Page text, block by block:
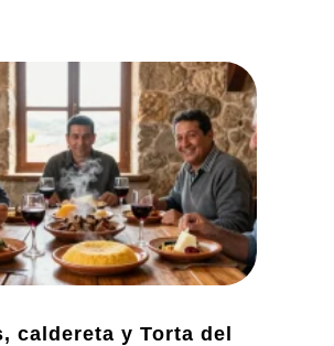
caldereta y Torta del